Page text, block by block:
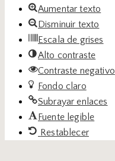
Aumentar texto
Disminuir texto
Escala de grises
Alto contraste
Contraste negativo
Fondo claro
Subrayar enlaces
Fuente legible
Restablecer